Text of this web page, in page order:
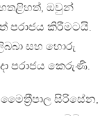
ඔවුන්
පරාජය කිරීමටයි.
සහ හොරු
පරාජය කෙරුණි.
සිරිසේන,